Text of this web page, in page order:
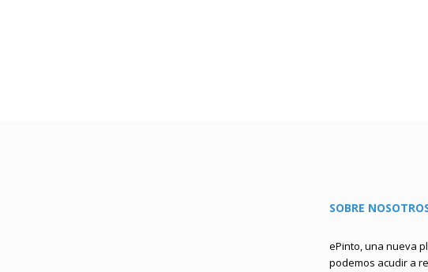
SOBRE
ePinto, una nueva
podemos acudir a